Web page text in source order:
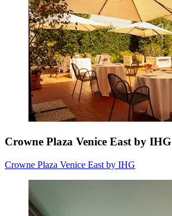
Crowne Plaza Venice East by IHG
Crowne Plaza Venice East by IHG